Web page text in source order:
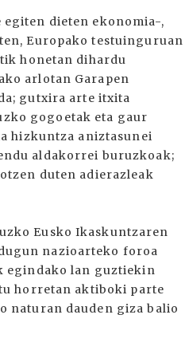
dieten ekonomia-,
Europako testuinguruan
honetan dihardu
arlotan Garapen
gutxira arte itxita
gogoetak eta gaur
hizkuntza aniztasunei
aldakorrei buruzkoak;
duten adierazleak
Eusko Ikaskuntzaren
nazioarteko foroa
egindako lan guztiekin
horretan aktiboki parte
naturan dauden giza balio